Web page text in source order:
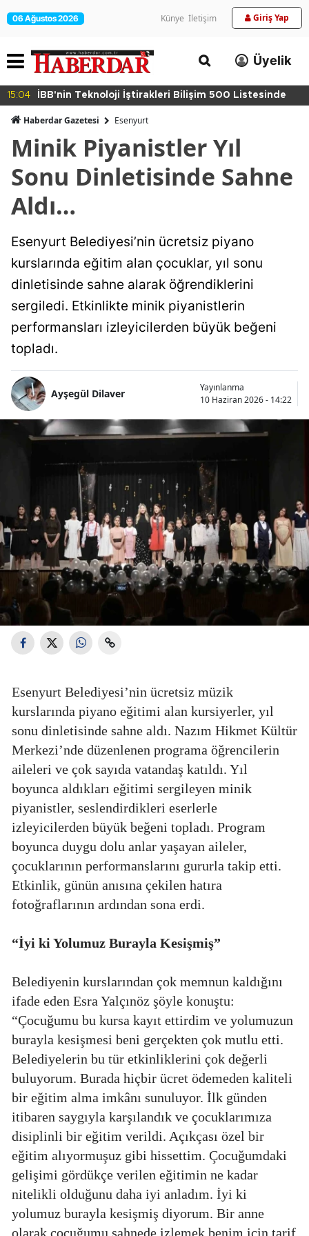
06 Ağustos 2026 Künye İletişim Giriş Yap
Üyelik
15:04 İBB'nin Teknoloji İştirakleri Bilişim 500 Listesinde
Haberdar Gazetesi Esenyurt
Minik Piyanistler Yıl
Sonu Dinletisinde Sahne
Aldı…
Esenyurt Belediyesi’nin ücretsiz piyano
kurslarında eğitim alan çocuklar, yıl sonu
dinletisinde sahne alarak öğrendiklerini
sergiledi. Etkinlikte minik piyanistlerin
performansları izleyicilerden büyük beğeni
topladı.
Ayşegül Dilaver
Yayınlanma
10 Haziran 2026 - 14:22
Esenyurt Belediyesi’nin ücretsiz müzik
kurslarında piyano eğitimi alan kursiyerler, yıl
sonu dinletisinde sahne aldı. Nazım Hikmet Kültür
Merkezi’nde düzenlenen programa öğrencilerin
aileleri ve çok sayıda vatandaş katıldı. Yıl
boyunca aldıkları eğitimi sergileyen minik
piyanistler, seslendirdikleri eserlerle
izleyicilerden büyük beğeni topladı. Program
boyunca duygu dolu anlar yaşayan aileler,
çocuklarının performanslarını gururla takip etti.
Etkinlik, günün anısına çekilen hatıra
fotoğraflarının ardından sona erdi.
“İyi ki Yolumuz Burayla Kesişmiş”
Belediyenin kurslarından çok memnun kaldığını
ifade eden Esra Yalçınöz şöyle konuştu:
“Çocuğumu bu kursa kayıt ettirdim ve yolumuzun
burayla kesişmesi beni gerçekten çok mutlu etti.
Belediyelerin bu tür etkinliklerini çok değerli
buluyorum. Burada hiçbir ücret ödemeden kaliteli
bir eğitim alma imkânı sunuluyor. İlk günden
itibaren saygıyla karşılandık ve çocuklarımıza
disiplinli bir eğitim verildi. Açıkçası özel bir
eğitim alıyormuşuz gibi hissettim. Çocuğumdaki
gelişimi gördükçe verilen eğitimin ne kadar
nitelikli olduğunu daha iyi anladım. İyi ki
yolumuz burayla kesişmiş diyorum. Bir anne
olarak çocuğumu sahnede izlemek benim için tarif